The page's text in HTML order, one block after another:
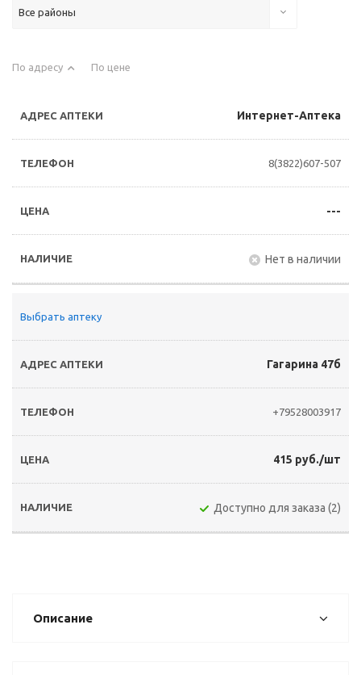
Все районы
По адресу По цене
Интернет-Аптека
8(3822)607-507
---
Нет в наличии
Выбрать аптеку
Гагарина 47б
+79528003917
415 руб./шт
Доступно для заказа (2)
Описание